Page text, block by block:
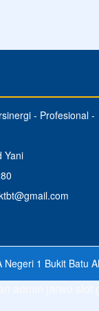
- Profesional -
Yani
Negeri 1 Bukit Batu